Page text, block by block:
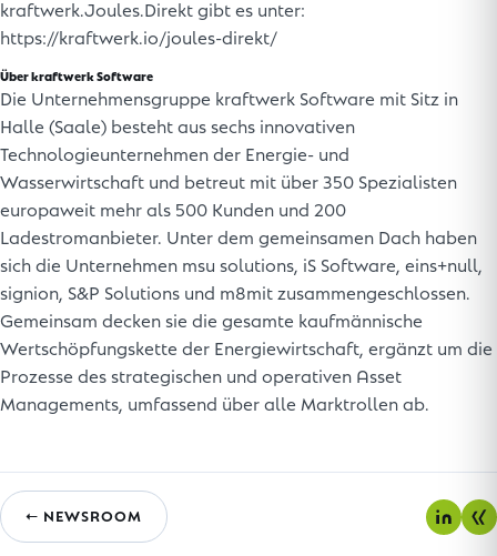
kraftwerk.Joules.Direkt gibt es unter:
https://kraftwerk.io/joules-direkt/
Über kraftwerk Software
Die Unternehmensgruppe kraftwerk Software mit Sitz in
Halle (Saale) besteht aus sechs innovativen
Technologieunternehmen der Energie- und
Wasserwirtschaft und betreut mit über 350 Spezialisten
europaweit mehr als 500 Kunden und 200
Ladestromanbieter. Unter dem gemeinsamen Dach haben
sich die Unternehmen msu solutions, iS Software, eins+null,
signion, S&P Solutions und m8mit zusammengeschlossen.
Gemeinsam decken sie die gesamte kaufmännische
Wertschöpfungskette der Energiewirtschaft, ergänzt um die
Prozesse des strategischen und operativen Asset
Managements, umfassend über alle Marktrollen ab.
← NEWSROOM